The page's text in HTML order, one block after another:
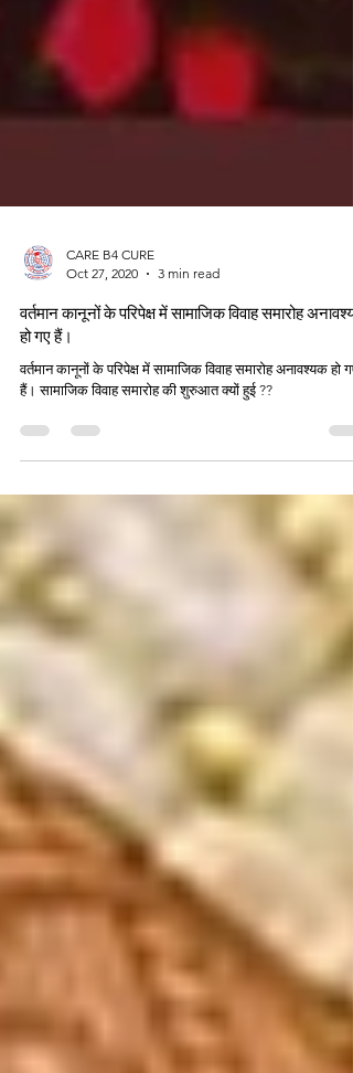
Oct 27, 2020
3 min read
वर्तमान कानूनों के परिपेक्ष में सामाजिक विवाह समारोह
हो गए हैं।
हैं। सामाजिक विवाह समारोह की शुरुआत क्यों हुई ??